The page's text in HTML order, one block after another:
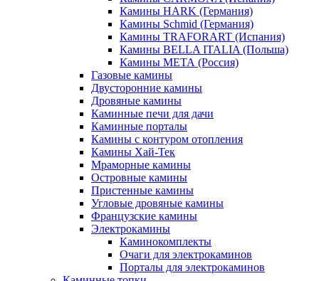
Камины HARK (Германия)
Камины Schmid (Германия)
Камины TRAFORART (Испания)
Камины BELLA ITALIA (Польша)
Камины МЕТА (Россия)
Газовые камины
Двусторонние камины
Дровяные камины
Каминные печи для дачи
Каминные порталы
Камины с контуром отопления
Камины Хай-Тек
Мраморные камины
Островные камины
Пристенные камины
Угловые дровяные камины
Французские камины
Электрокамины
Каминокомплекты
Очаги для электрокаминов
Порталы для электрокаминов